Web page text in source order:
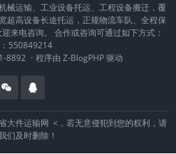
械运输、工业设备托运、工程设备搬迁，覆
超高设备长途托运，正规物流车队、全程保
来电咨询。 合作或咨询可通过如下方式：
550849214
8892 · 程序由 Z-BlogPHP驱动
大件运输网 <，若无意侵犯到您的权利，请
们及时删除！